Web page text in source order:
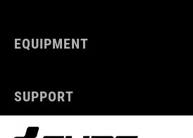
EQUIPMENT
SUPPORT